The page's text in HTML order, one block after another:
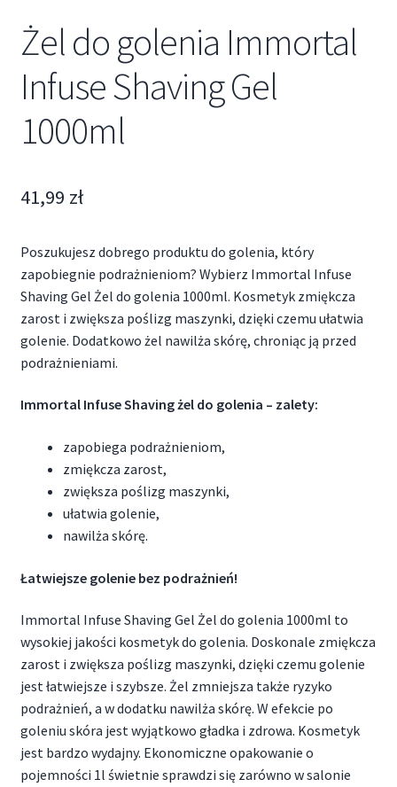
Żel do golenia Immortal
Infuse Shaving Gel
1000ml
41,99 zł
Poszukujesz dobrego produktu do golenia, który
zapobiegnie podrażnieniom? Wybierz Immortal Infuse
Shaving Gel Żel do golenia 1000ml. Kosmetyk zmiękcza
zarost i zwiększa poślizg maszynki, dzięki czemu ułatwia
golenie. Dodatkowo żel nawilża skórę, chroniąc ją przed
podrażnieniami.
Immortal Infuse Shaving żel do golenia – zalety:
zapobiega podrażnieniom,
zmiękcza zarost,
zwiększa poślizg maszynki,
ułatwia golenie,
nawilża skórę.
Łatwiejsze golenie bez podrażnień!
Immortal Infuse Shaving Gel Żel do golenia 1000ml to
wysokiej jakości kosmetyk do golenia. Doskonale zmiękcza
zarost i zwiększa poślizg maszynki, dzięki czemu golenie
jest łatwiejsze i szybsze. Żel zmniejsza także ryzyko
podrażnień, a w dodatku nawilża skórę. W efekcie po
goleniu skóra jest wyjątkowo gładka i zdrowa. Kosmetyk
jest bardzo wydajny. Ekonomiczne opakowanie o
pojemności 1l świetnie sprawdzi się zarówno w salonie